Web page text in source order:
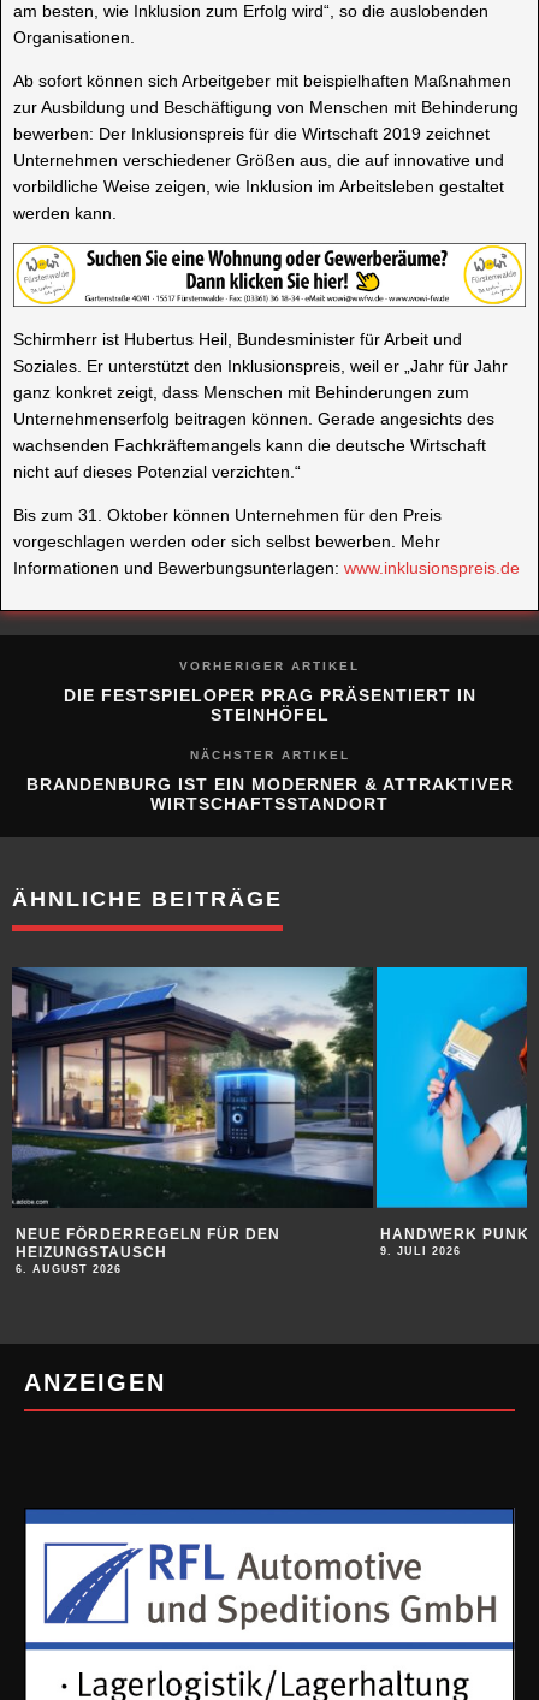
am besten, wie Inklusion zum Erfolg wird“, so die auslobenden
Organisationen.
Ab sofort können sich Arbeitgeber mit beispielhaften Maßnahmen
zur Ausbildung und Beschäftigung von Menschen mit Behinderung
bewerben: Der Inklusionspreis für die Wirtschaft 2019 zeichnet
Unternehmen verschiedener Größen aus, die auf innovative und
vorbildliche Weise zeigen, wie Inklusion im Arbeitsleben gestaltet
werden kann.
Schirmherr ist Hubertus Heil, Bundesminister für Arbeit und
Soziales. Er unterstützt den Inklusionspreis, weil er „Jahr für Jahr
ganz konkret zeigt, dass Menschen mit Behinderungen zum
Unternehmenserfolg beitragen können. Gerade angesichts des
wachsenden Fachkräftemangels kann die deutsche Wirtschaft
nicht auf dieses Potenzial verzichten.“
Bis zum 31. Oktober können Unternehmen für den Preis
vorgeschlagen werden oder sich selbst bewerben. Mehr
Informationen und Bewerbungsunterlagen: www.inklusionspreis.de
VORHERIGER ARTIKEL
DIE FESTSPIELOPER PRAG PRÄSENTIERT IN
STEINHÖFEL
NÄCHSTER ARTIKEL
BRANDENBURG IST EIN MODERNER & ATTRAKTIVER
WIRTSCHAFTSSTANDORT
ÄHNLICHE BEITRÄGE
HANDWERK PUNKTET BEI JUGENDLICHEN
9. JULI 2026
SUBSTANZ FÜR
9. JULI 2026
ANZEIGEN